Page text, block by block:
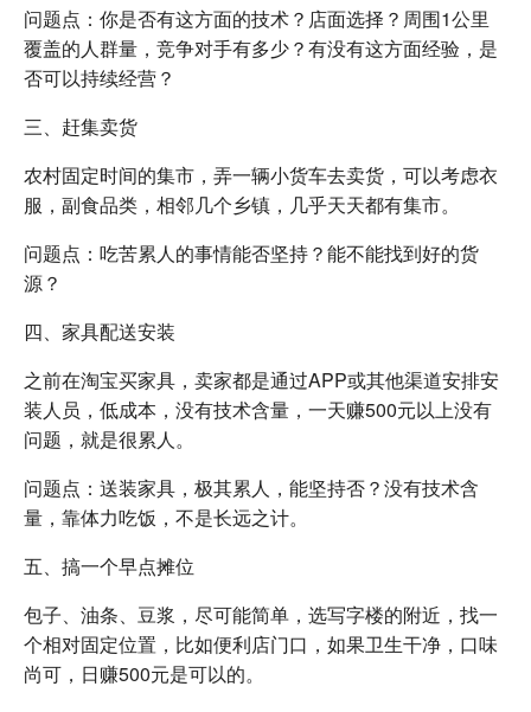
问题点：你是否有这方面的技术？店面选择？周围1公里
覆盖的人群量，竞争对手有多少？有没有这方面经验，是
否可以持续经营？
三、赶集卖货
农村固定时间的集市，弄一辆小货车去卖货，可以考虑衣
服，副食品类，相邻几个乡镇，几乎天天都有集市。
问题点：吃苦累人的事情能否坚持？能不能找到好的货
源？
四、家具配送安装
之前在淘宝买家具，卖家都是通过APP或其他渠道安排安
装人员，低成本，没有技术含量，一天赚500元以上没有
问题，就是很累人。
问题点：送装家具，极其累人，能坚持否？没有技术含
量，靠体力吃饭，不是长远之计。
五、搞一个早点摊位
包子、油条、豆浆，尽可能简单，选写字楼的附近，找一
个相对固定位置，比如便利店门口，如果卫生干净，口味
尚可，日赚500元是可以的。